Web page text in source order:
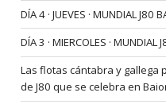
DÍA 4 · JUEVES · MUNDIAL J80
DÍA 3 · MIERCOLES · MUNDIAL
Las flotas cántabra y gallega
de J80 que se celebra en